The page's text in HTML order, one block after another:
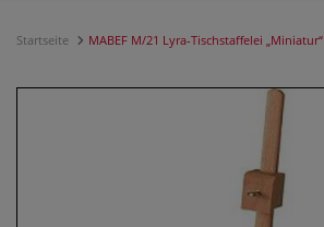
Startseite MABEF M/21 Lyra-Tischstaffelei „Miniatur“